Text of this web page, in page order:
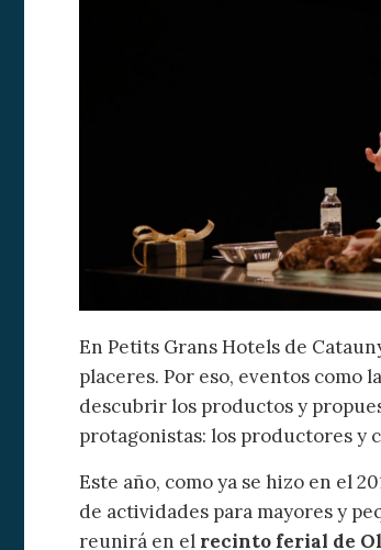
En Petits Grans Hotels de
placeres. Por eso, eventos como la
descubrir los productos y
protagonistas: los productores y
Este año, como ya se hizo en el
de actividades para mayores y
reunirá en el recinto ferial de